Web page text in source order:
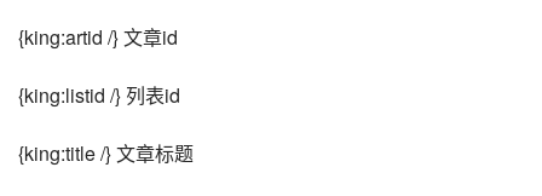
{king:artid /} 文章id
{king:listid /} 列表id
{king:title /} 文章标题